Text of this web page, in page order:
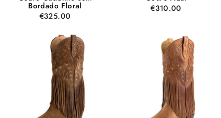
Bordado Floral
€325.00
€310.00